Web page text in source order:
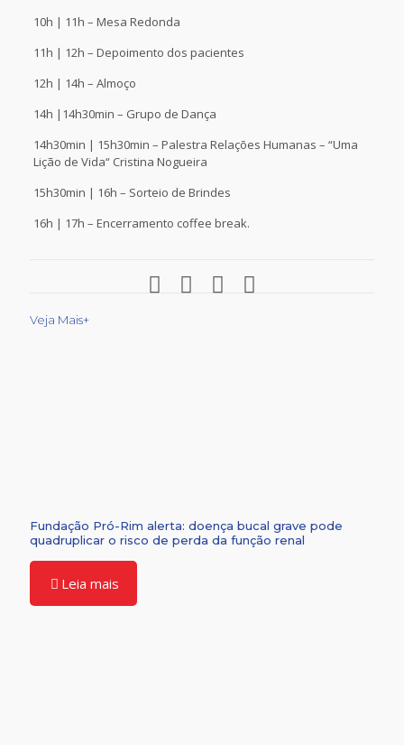
10h | 11h – Mesa Redonda
11h | 12h – Depoimento dos pacientes
12h | 14h – Almoço
14h |14h30min – Grupo de Dança
14h30min | 15h30min – Palestra Relações Humanas – “Uma
Lição de Vida“ Cristina Nogueira
15h30min | 16h – Sorteio de Brindes
16h | 17h – Encerramento coffee break.
Veja Mais+
Fundação Pró-Rim alerta: doença bucal grave pode
quadruplicar o risco de perda da função renal
Leia mais